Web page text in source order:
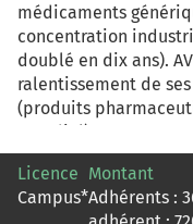
médicaments
concentration
doublé en dix ans).
ralentissement de
(produits
mondial), a vu son
en dessous de
dans ce contexte
aura pour objectif
Licence
Campus*
Montant
Adhérents :